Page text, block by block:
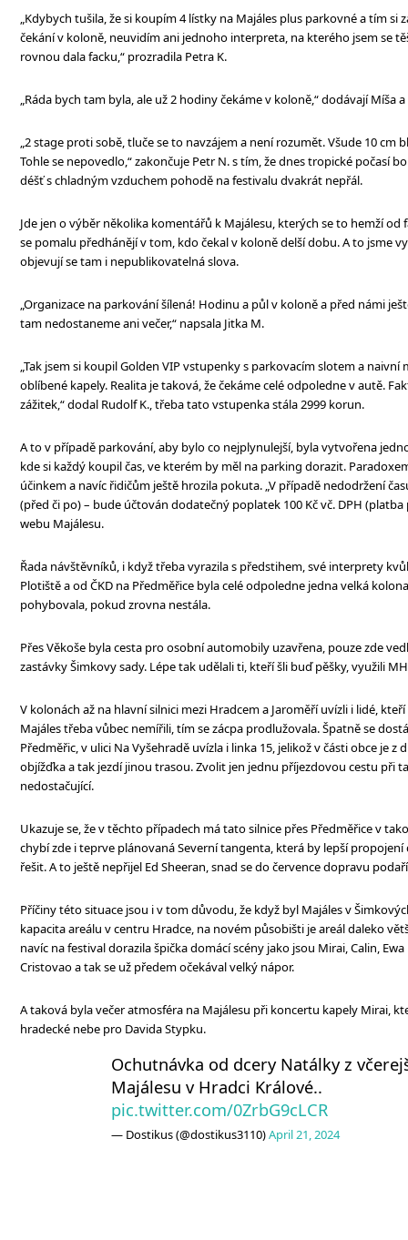
„Kdybych tušila, že si koupím 4 lístky na Majáles plus parkovné a tím si
čekání v koloně, neuvidím ani jednoho interpreta, na kterého jsem se
rovnou dala facku,“ prozradila Petra K.
„Ráda bych tam byla, ale už 2 hodiny čekáme v koloně,“ dodávají Míša a
„2 stage proti sobě, tluče se to navzájem a není rozumět. Všude 10 cm
Tohle se nepovedlo,“ zakončuje Petr N. s tím, že dnes tropické počasí
déšť s chladným vzduchem pohodě na festivalu dvakrát nepřál.
Jde jen o výběr několika komentářů k Majálesu, kterých se to hemží od
se pomalu předhánějí v tom, kdo čekal v koloně delší dobu. A to jsme
objevují se tam i nepublikovatelná slova.
„Organizace na parkování šílená! Hodinu a půl v koloně a před námi
tam nedostaneme ani večer,“ napsala Jitka M.
„Tak jsem si koupil Golden VIP vstupenky s parkovacím slotem a naivní
oblíbené kapely. Realita je taková, že čekáme celé odpoledne v autě.
zážitek,“ dodal Rudolf K., třeba tato vstupenka stála 2999 korun.
A to v případě parkování, aby bylo co nejplynulejší, byla vytvořena
kde si každý koupil čas, ve kterém by měl na parking dorazit.
účinkem a navíc řidičům ještě hrozila pokuta. „V případě nedodržení
(před či po) – bude účtován dodatečný poplatek 100 Kč vč. DPH
webu Majálesu.
Řada návštěvníků, i když třeba vyrazila s předstihem, své interprety
Plotiště a od ČKD na Předměřice byla celé odpoledne jedna velká
pohybovala, pokud zrovna nestála.
Přes Věkoše byla cesta pro osobní automobily uzavřena, pouze zde
zastávky Šimkovy sady. Lépe tak udělali ti, kteří šli buď pěšky, využili
V kolonách až na hlavní silnici mezi Hradcem a Jaroměří uvízli i lidé,
Majáles třeba vůbec nemířili, tím se zácpa prodlužovala. Špatně se
Předměřic, v ulici Na Vyšehradě uvízla i linka 15, jelikož v části obce je
objížďka a tak jezdí jinou trasou. Zvolit jen jednu příjezdovou cestu při
nedostačující.
Ukazuje se, že v těchto případech má tato silnice přes Předměřice v
chybí zde i teprve plánovaná Severní tangenta, která by lepší
řešit. A to ještě nepřijel Ed Sheeran, snad se do července dopravu
Příčiny této situace jsou i v tom důvodu, že když byl Majáles v
kapacita areálu v centru Hradce, na novém působišti je areál daleko
navíc na festival dorazila špička domácí scény jako jsou Mirai, Calin, Ewa
Cristovao a tak se už předem očekával velký nápor.
A taková byla večer atmosféra na Majálesu při koncertu kapely Mirai,
hradecké nebe pro Davida Stypku.
Ochutnávka od dcery Natálky z
Majálesu v Hradci Králové..
pic.twitter.com/0ZrbG9cLCR
— Dostikus (@dostikus3110)April 21, 2024